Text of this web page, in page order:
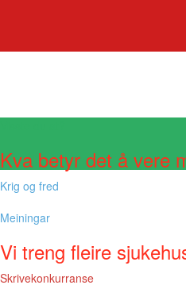
Kva betyr det å vere
Krig og fred
Meiningar
Vi treng fleire
Skrivekonkurranse